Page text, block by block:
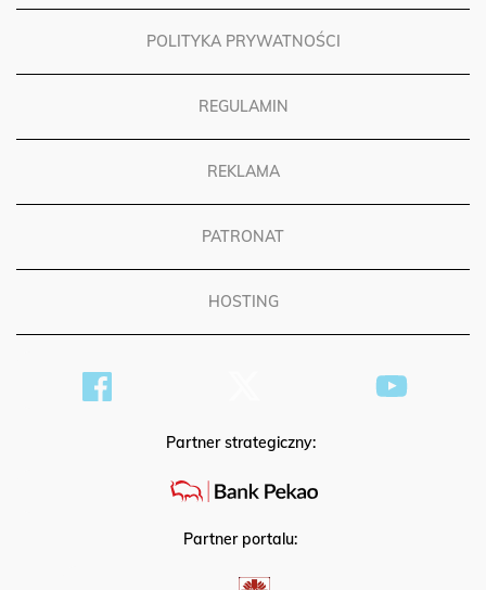
POLITYKA PRYWATNOŚCI
REGULAMIN
REKLAMA
PATRONAT
HOSTING
Partner strategiczny:
Partner portalu: